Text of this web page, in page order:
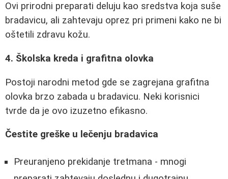
Ovi prirodni preparati deluju kao sredstva koja suše
bradavicu, ali zahtevaju oprez pri primeni kako ne bi
oštetili zdravu kožu.
4. Školska kreda i grafitna olovka
Postoji narodni metod gde se zagrejana grafitna
olovka brzo zabada u bradavicu. Neki korisnici
tvrde da je ovo izuzetno efikasno.
Čestite greške u lečenju bradavica
Preuranjeno prekidanje tretmana - mnogi